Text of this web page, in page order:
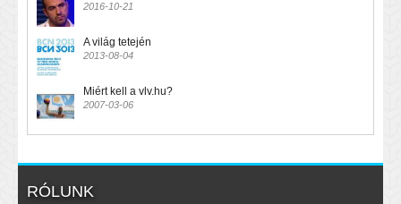
2016-10-21
A világ tetején
2013-08-04
Miért kell a vlv.hu?
2007-03-06
RÓLUNK